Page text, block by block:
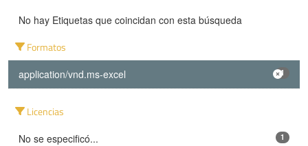
No hay Etiquetas que coincidan con esta búsqueda
Formatos
application/vnd.ms-excel 1
Licencias
No se especificó... 1